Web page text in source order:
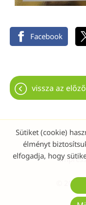
Facebook
vissza az
© 2026
Oldal
Sütiket (cookie)
élményt
elfogadja, hogy